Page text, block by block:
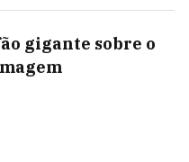
gigante sobre o